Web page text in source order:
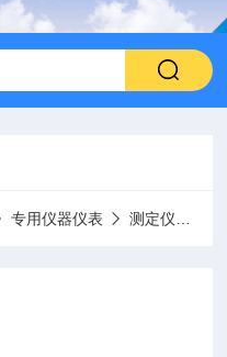
专用仪器仪表 测定仪